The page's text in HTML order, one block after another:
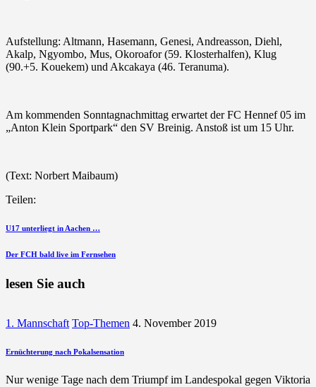
Aufstellung: Altmann, Hasemann, Genesi, Andreasson, Diehl,
Akalp, Ngyombo, Mus, Okoroafor (59. Klosterhalfen), Klug
(90.+5. Kouekem) und Akcakaya (46. Teranuma).
Am kommenden Sonntagnachmittag erwartet der FC Hennef 05 im
„Anton Klein Sportpark“ den SV Breinig. Anstoß ist um 15 Uhr.
(Text: Norbert Maibaum)
Teilen:
Beitragsnavigation
vorherigen
U17 unterliegt in Aachen …
nächsten
Der FCH bald live im Fernsehen
lesen Sie auch
1. Mannschaft Top-Themen 4. November 2019
Ernüchterung nach Pokalsensation
Nur wenige Tage nach dem Triumpf im Landespokal gegen Viktoria